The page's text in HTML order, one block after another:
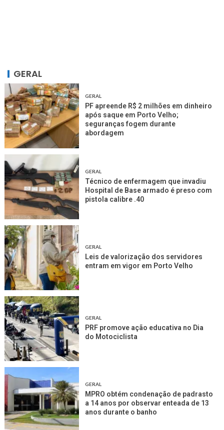
GERAL
GERAL
PF apreende R$ 2 milhões em dinheiro
após saque em Porto Velho;
seguranças fogem durante
abordagem
GERAL
Técnico de enfermagem que invadiu
Hospital de Base armado é preso com
pistola calibre .40
GERAL
Leis de valorização dos servidores
entram em vigor em Porto Velho
GERAL
PRF promove ação educativa no Dia
do Motociclista
GERAL
MPRO obtém condenação de padrasto
a 14 anos por observar enteada de 13
anos durante o banho